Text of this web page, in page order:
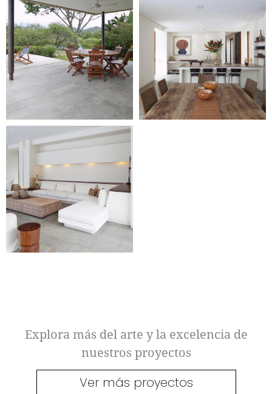
Explora más del arte y la excelencia de
nuestros proyectos
Ver más proyectos